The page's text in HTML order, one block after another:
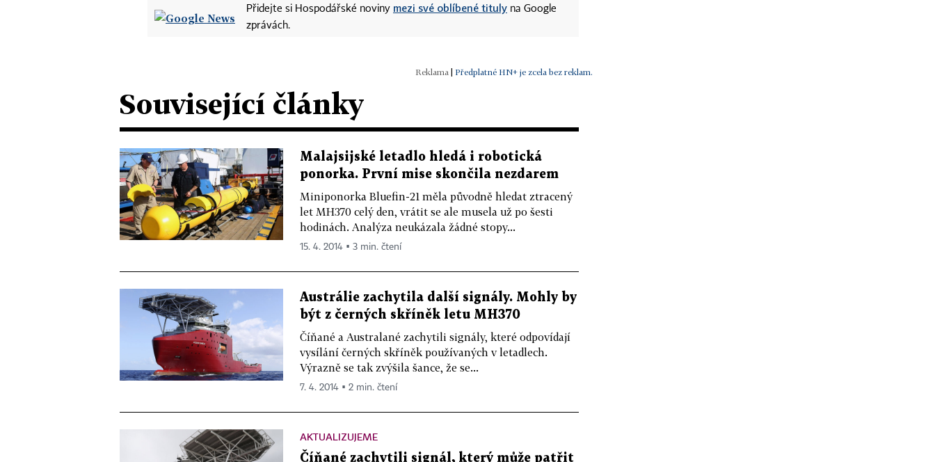
Přidejte si Hospodářské noviny mezi své oblíbené tituly na Google
zprávách.
| Předplatné HN+ je zcela bez reklam.
Související články
Malajsijské letadlo hledá i robotická
ponorka. První mise skončila nezdarem
Miniponorka Bluefin-21 měla původně hledat ztracený
let MH370 celý den, vrátit se ale musela už po šesti
hodinách. Analýza neukázala žádné stopy...
15. 4. 2014 ▪ 3 min. čtení
Austrálie zachytila další signály. Mohly by
být z černých skříněk letu MH370
Číňané a Australané zachytili signály, které odpovídají
vysílání černých skříněk používaných v letadlech.
Výrazně se tak zvýšila šance, že se...
7. 4. 2014 ▪ 2 min. čtení
AKTUALIZUJEME
Číňané zachytili signál, který může patřit